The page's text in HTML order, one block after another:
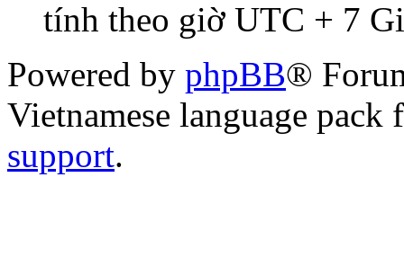
tính theo giờ UTC + 7
Powered by phpBB®
Vietnamese language
support.